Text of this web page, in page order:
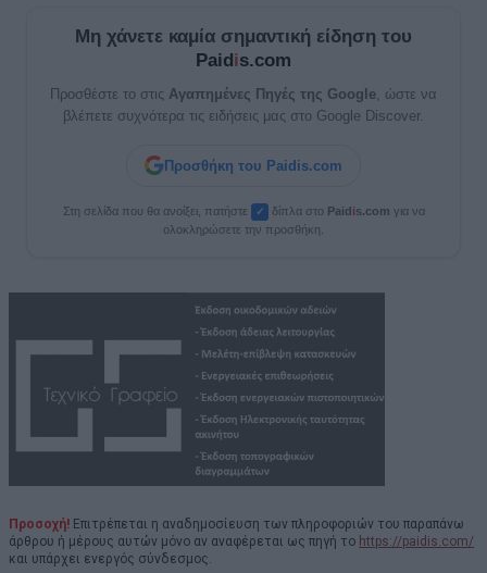
Μη χάνετε καμία σημαντική είδηση του
Paidis.com
Προσθέστε το στις Αγαπημένες Πηγές της Google , ώστε να
βλέπετε συχνότερα τις ειδήσεις μας στο Google Discover.
Προσθήκη του Paidis.com
Στη σελίδα που θα ανοίξει, πατήστε ✓ δίπλα στο Paidis.com για να
ολοκληρώσετε την προσθήκη.
Προσοχή! Επιτρέπεται η αναδημοσίευση των πληροφοριών του παραπάνω
άρθρου ή μέρους αυτών μόνο αν αναφέρεται ως πηγή το https://paidis.com/
και υπάρχει ενεργός σύνδεσμος.